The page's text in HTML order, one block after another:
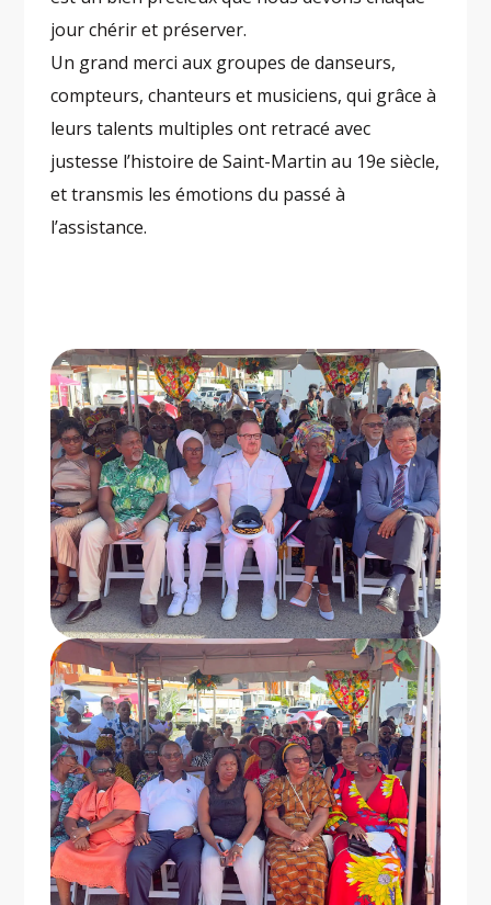
jour chérir et préserver.
Un grand merci aux groupes de danseurs,
compteurs, chanteurs et musiciens, qui grâce à
leurs talents multiples ont retracé avec
justesse l’histoire de Saint-Martin au 19e siècle,
et transmis les émotions du passé à
l’assistance.